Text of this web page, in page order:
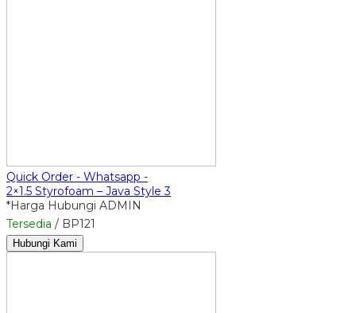
Quick Order - Whatsapp -
2×1.5 Styrofoam – Java Style 3
*Harga Hubungi ADMIN
Tersedia / BP121
Hubungi Kami